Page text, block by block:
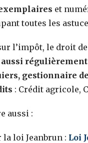
et
toutes les
l’impôt, le droit
gestionnaire
: Crédit agricole,
aussi :
loi Jeanbrun : Loi